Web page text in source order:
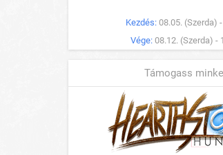
Kezdés: 08.05. (Szerda)
Vége: 08.12. (Szerda) -
Támogass